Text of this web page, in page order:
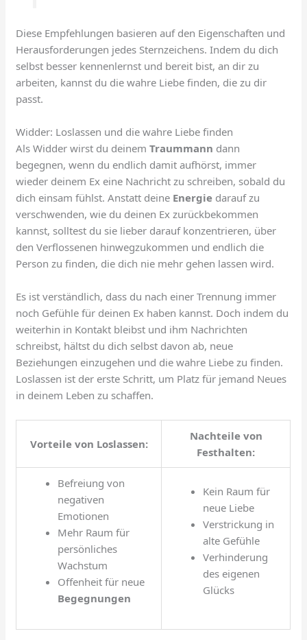
Diese Empfehlungen basieren auf den Eigenschaften und
Herausforderungen jedes Sternzeichens. Indem du dich
selbst besser kennenlernst und bereit bist, an dir zu
arbeiten, kannst du die wahre Liebe finden, die zu dir
passt.
Widder: Loslassen und die wahre Liebe finden
Als Widder wirst du deinemTraummann dann
begegnen, wenn du endlich damit aufhörst, immer
wieder deinem Ex eine Nachricht zu schreiben, sobald du
dich einsam fühlst. Anstatt deine Energie darauf zu
verschwenden, wie du deinen Ex zurückbekommen
kannst, solltest du sie lieber darauf konzentrieren, über
den Verflossenen hinwegzukommen und endlich die
Person zu finden, die dich nie mehr gehen lassen wird.
Es ist verständlich, dass du nach einer Trennung immer
noch Gefühle für deinen Ex haben kannst. Doch indem du
weiterhin in Kontakt bleibst und ihm Nachrichten
schreibst, hältst du dich selbst davon ab, neue
Beziehungen einzugehen und die wahre Liebe zu finden.
Loslassen ist der erste Schritt, um Platz für jemand Neues
in deinem Leben zu schaffen.
Vorteile von Loslassen:
Nachteile von
Festhalten:
Befreiung von
negativen
Emotionen
Mehr Raum für
persönliches
Wachstum
Offenheit für neue
Begegnungen
Kein Raum für
neue Liebe
Verstrickung in
alte Gefühle
Verhinderung
des eigenen
Glücks